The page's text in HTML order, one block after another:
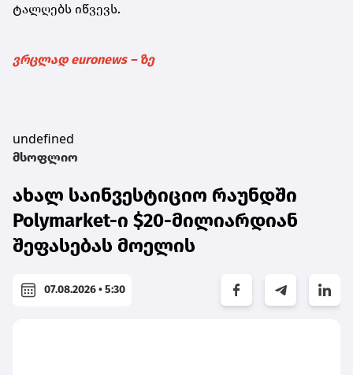
ტალღებს იწვევს.
ვრცლად euronews – ზე
undefined
მსოფლიო
ახალ საინვესტიციო რაუნდში
Polymarket-ი $20-მილიარდიან
შეფასებას მოელის
07.08.2026 • 5:30